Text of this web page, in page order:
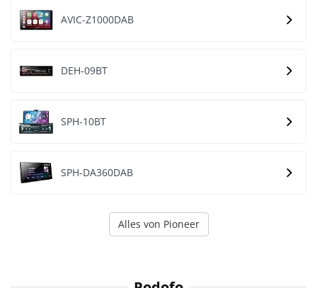
AVIC-Z1000DAB
DEH-09BT
SPH-10BT
SPH-DA360DAB
Alles von Pioneer